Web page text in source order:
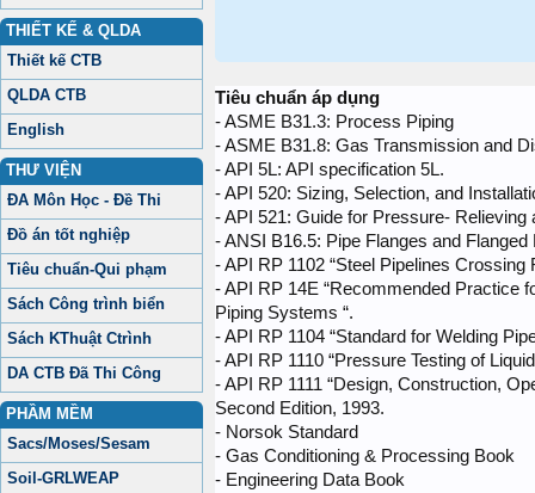
THIẾT KẾ & QLDA
Thiết kế CTB
QLDA CTB
English
THƯ VIỆN
ĐA Môn Học - Đề Thi
Đồ án tốt nghiệp
Tiêu chuẩn-Qui phạm
Sách Công trình biển
Sách KThuật Ctrình
DA CTB Đã Thi Công
PHẦM MỀM
Sacs/Moses/Sesam
Soil-GRLWEAP
Tiêu chuẩn áp dụng
- ASME B31.3: Process Piping
- ASME B31.8: Gas Transmission and
- API 5L: API specification 5L.
- API 520: Sizing, Selection, and
- API 521: Guide for Pressure-
- ANSI B16.5: Pipe Flanges and Flanged
- API RP 1102 “Steel Pipelines Crossing
- API RP 14E “Recommended Practice
Piping Systems “.
- API RP 1104 “Standard for Welding
- API RP 1110 “Pressure Testing of
- API RP 1111 “Design, Construction,
Second Edition, 1993.
- Norsok Standard
- Gas Conditioning & Processing Book
- Engineering Data Book